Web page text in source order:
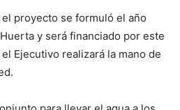
proyecto se formuló el año
y será financiado por este
Ejecutivo realizará la mano de